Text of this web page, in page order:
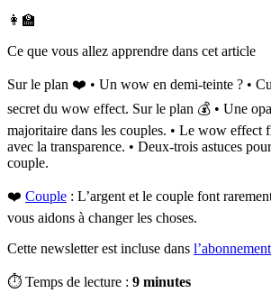
👩‍🏫
Ce que vous allez apprendre dans cet article
Sur le plan ❤️ • Un wow en demi-teinte ? •
secret du wow effect. Sur le plan 💰 • Une
majoritaire dans les couples. • Le wow effect
avec la transparence. • Deux-trois astuces
couple.
❤️ Couple : L’argent et le couple font
vous aidons à changer les choses.
Cette newsletter est incluse dans
⏱️ Temps de lecture : 9 minutes